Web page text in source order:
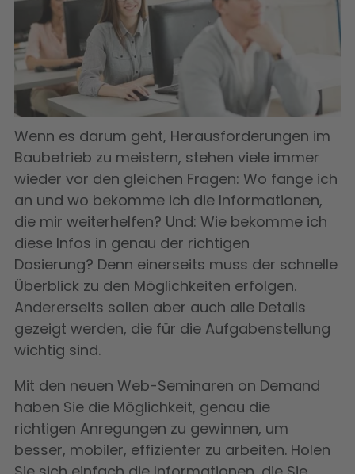
Wenn es darum geht, Herausforderungen im
Baubetrieb zu meistern, stehen viele immer
wieder vor den gleichen Fragen: Wo fange ich
an und wo bekomme ich die Informationen,
die mir weiterhelfen? Und: Wie bekomme ich
diese Infos in genau der richtigen
Dosierung? Denn einerseits muss der schnelle
Überblick zu den Möglichkeiten erfolgen.
Andererseits sollen aber auch alle Details
gezeigt werden, die für die Aufgabenstellung
wichtig sind.
Mit den neuen Web-Seminaren on Demand
haben Sie die Möglichkeit, genau die
richtigen Anregungen zu gewinnen, um
besser, mobiler, effizienter zu arbeiten. Holen